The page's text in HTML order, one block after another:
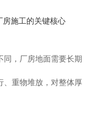
房施工的关键核心
同，厂房地面需要长期
、重物堆放，对整体厚